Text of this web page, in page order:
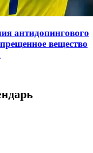
антидопингового
вещество